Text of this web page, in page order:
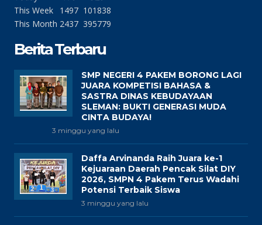
This Week
1497 101838
This Month 2437 395779
Berita Terbaru
SMP NEGERI 4 PAKEM BORONG LAGI
JUARA KOMPETISI BAHASA &
SASTRA DINAS KEBUDAYAAN
SLEMAN: BUKTI GENERASI MUDA
CINTA BUDAYA!
3 minggu yang lalu
Daffa Arvinanda Raih Juara ke-1
Kejuaraan Daerah Pencak Silat DIY
2026, SMPN 4 Pakem Terus Wadahi
Potensi Terbaik Siswa
3 minggu yang lalu